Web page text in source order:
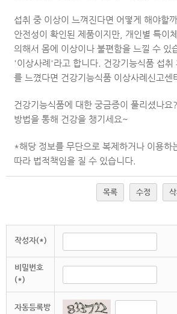
섭취 중 이상이 느껴진다면 어떻게 해야할
안전성이 확인된 제품이지만, 개인별 특이
의해서 몸에 이상이나 불편함을 느낄 수 있
'이상사례'라고 합니다. 건강기능식품 섭취
를 느꼈다면 건강기능식품 이상사례신고센
건강기능식품에 대한 궁금증이 풀리셨나요
방법을 통해 건강을 챙기세요~
*해당 정보를 무단으로 복제하거나 이용하
따라 법적책임을 질 수 있습니다.
목록 수정 삭
작성자(*)
비밀번호
(*)
자동등록방